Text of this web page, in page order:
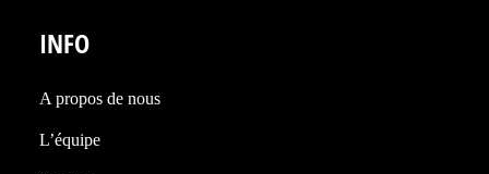
INFO
A propos de nous
L’équipe